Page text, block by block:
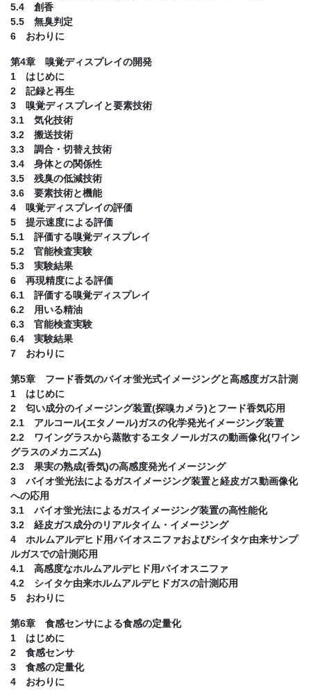
5.4 創香
5.5 無臭判定
6 おわりに
第4章 嗅覚ディスプレイの開発
1 はじめに
2 記録と再生
3 嗅覚ディスプレイと要素技術
3.1 気化技術
3.2 搬送技術
3.3 調合・切替え技術
3.4 身体との関係性
3.5 残臭の低減技術
3.6 要素技術と機能
4 嗅覚ディスプレイの評価
5 提示速度による評価
5.1 評価する嗅覚ディスプレイ
5.2 官能検査実験
5.3 実験結果
6 再現精度による評価
6.1 評価する嗅覚ディスプレイ
6.2 用いる精油
6.3 官能検査実験
6.4 実験結果
7 おわりに
第5章 フード香気のバイオ蛍光式イメージングと高感度ガス計測
1 はじめに
2 匂い成分のイメージング装置(探嗅カメラ)とフード香気応用
2.1 アルコール(エタノール)ガスの化学発光イメージング装置
2.2 ワイングラスから蒸散するエタノールガスの動画像化(ワイン
グラスのメカニズム)
2.3 果実の熟成(香気)の高感度発光イメージング
3 バイオ蛍光法によるガスイメージング装置と経皮ガス動画像化
への応用
3.1 バイオ蛍光法によるガスイメージング装置の高性能化
3.2 経皮ガス成分のリアルタイム・イメージング
4 ホルムアルデヒド用バイオスニファおよびシイタケ由来サンプ
ルガスでの計測応用
4.1 高感度なホルムアルデヒド用バイオスニファ
4.2 シイタケ由来ホルムアルデヒドガスの計測応用
5 おわりに
第6章 食感センサによる食感の定量化
1 はじめに
2 食感センサ
3 食感の定量化
4 おわりに